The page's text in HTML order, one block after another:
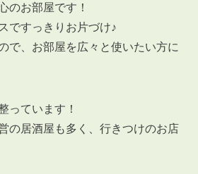
管理
のお部屋です！
ですっきりお片づけ♪
で、お部屋を広々と使いたい方に
っています！
の居酒屋も多く、行きつけのお店